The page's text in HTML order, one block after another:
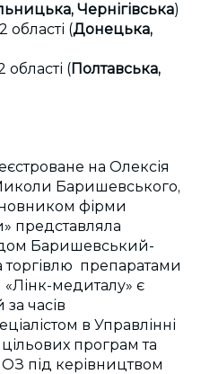
Чернігівська)
області (Донецька,
області (Полтавська,
на Олексія
Баришевського,
фірми
представляла
Баришевський-
препаратами
медиталу» є
часів
в Управлінні
програм та
під керівництвом